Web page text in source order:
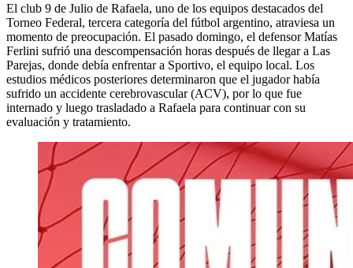
El club 9 de Julio de Rafaela, uno de los equipos destacados del
Torneo Federal, tercera categoría del fútbol argentino, atraviesa un
momento de preocupación. El pasado domingo, el defensor Matías
Ferlini sufrió una descompensación horas después de llegar a Las
Parejas, donde debía enfrentar a Sportivo, el equipo local. Los
estudios médicos posteriores determinaron que el jugador había
sufrido un accidente cerebrovascular (ACV), por lo que fue
internado y luego trasladado a Rafaela para continuar con su
evaluación y tratamiento.